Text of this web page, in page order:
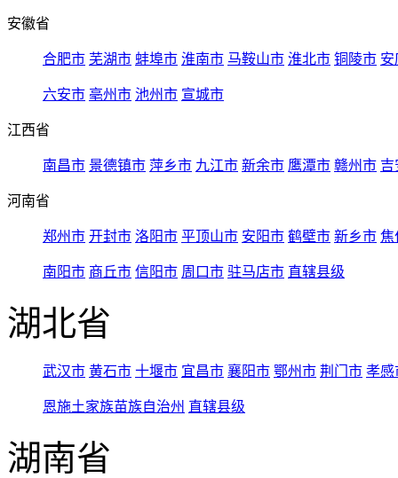
安徽省
合肥市 芜湖市 蚌埠市 淮南市 马鞍山市 淮北市 铜陵市 安
六安市 亳州市 池州市 宣城市
江西省
南昌市 景德镇市 萍乡市 九江市 新余市 鹰潭市 赣州市 吉
河南省
郑州市 开封市 洛阳市 平顶山市 安阳市 鹤壁市 新乡市 焦
南阳市 商丘市 信阳市 周口市 驻马店市 直辖县级
湖北省
武汉市 黄石市 十堰市 宜昌市 襄阳市 鄂州市 荆门市 孝感
恩施土家族苗族自治州 直辖县级
湖南省